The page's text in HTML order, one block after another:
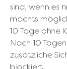
sind, wenn es
machts
10 Tage ohne
Nach 10
zusätzliche
blockiert.